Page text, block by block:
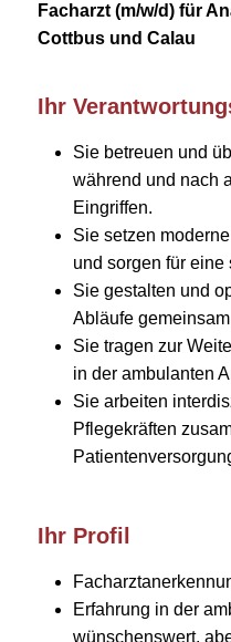
Facharzt (m/w/d) für
Cottbus und Calau
Ihr
Sie betreuen und
während und nach
Eingriffen.
Sie setzen
und sorgen für
Sie gestalten und
Abläufe
Sie tragen zur
in der ambulanten
Sie arbeiten
Pflegekräften
Ihr Profil
Erfahrung in der
wünschenswert,